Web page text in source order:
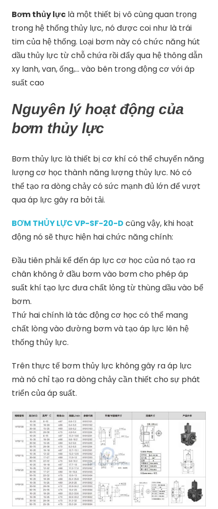
Bơm thủy lực là một thiết bị vô cùng quan trọng
trong hệ thống thủy lực, nó được coi như là trái
tim của hệ thống. Loại bơm này có chức năng hút
dầu thủy lực từ chỗ chứa rồi đẩy qua hệ thông dẫn
xy lanh, van, ống,… vào bên trong động cơ với áp
suất cao
Nguyên lý hoạt động của
bơm thủy lực
Bơm thủy lực là thiết bị cơ khí có thể chuyển năng
lượng cơ học thành năng lượng thủy lực. Nó có
thể tạo ra dòng chảy có sức mạnh đủ lớn để vượt
qua áp lực gây ra bởi tải.
BƠM THỦY LỰC VP-SF-20-D cũng vậy, khi hoạt
động nó sẽ thực hiện hai chức năng chính:
Đầu tiên phải kể đến áp lực cơ học của nó tạo ra
chân không ở đầu bơm vào bơm cho phép áp
suất khí tạo lực đưa chất lỏng từ thùng dầu vào bể
bơm.
Thứ hai chính là tác động cơ học có thể mang
chất lòng vào đường bơm và tạo áp lực lên hệ
thống thủy lực.
Trên thực tế bơm thủy lực không gây ra áp lực
mà nó chỉ tạo ra dòng chảy cần thiết cho sự phát
triển của áp suất.